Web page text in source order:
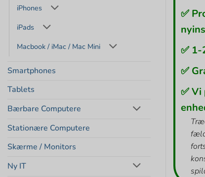
iPhones
iPads
Macbook / iMac / Mac Mini
Smartphones
Tablets
Bærbare Computere
Stationære Computere
Skærme / Monitors
Ny IT
✅
✅
✅
✅